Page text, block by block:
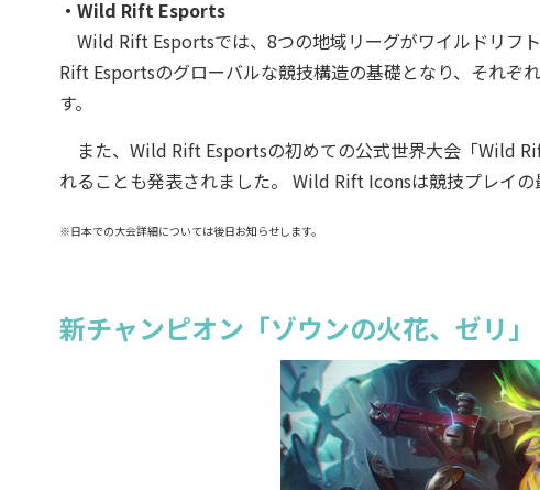
・Wild Rift Esports
Wild Rift Esportsでは、8つの地域リーグがワイルドリフ
Rift Esportsのグローバルな競技構造の基礎となり、それぞ
す。
また、Wild Rift Esportsの初めての公式世界大会「Wild
れることも発表されました。 Wild Rift Iconsは競技プレイ
※日本での大会詳細については後日お知らせします。
新チャンピオン「ゾウンの火花、ゼリ」